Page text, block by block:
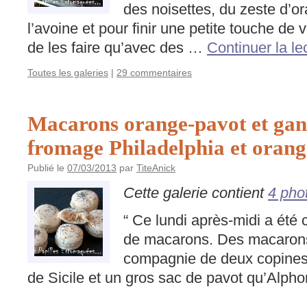
des noisettes, du zeste
l’avoine et pour finir une petite touche de
de les faire qu’avec des … Continuer la
Toutes les galeries | 29 commentaires
Macarons orange-pavot et
fromage Philadelphia et
Publié le 07/03/2013 par TiteAnick
Cette galerie contient 4
“ Ce lundi après-midi a été
de macarons. Des
compagnie de deux
de Sicile et un gros sac de pavot